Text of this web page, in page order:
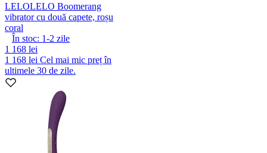
LELOLELO Boomerang
vibrator cu două capete, roșu
coral
În stoc: 1-2 zile
1 168 lei
1 168 lei Cel mai mic preț în
ultimele 30 de zile.